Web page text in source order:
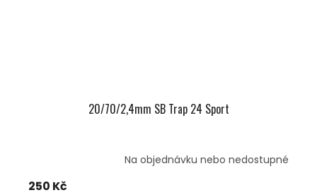
20/70/2,4mm SB Trap 24 Sport
Na objednávku nebo nedostupné
250 Kč